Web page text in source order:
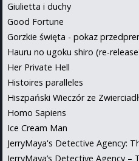
Giulietta i duchy
Good Fortune
Gorzkie święta - pokaz
Hauru no ugoku shiro (re-
Her Private Hell
Histoires paralleles
Hiszpański Wieczór ze
Homo Sapiens
Ice Cream Man
JerryMaya's Detective Agency:
JerryMaya’s Detective Agency –